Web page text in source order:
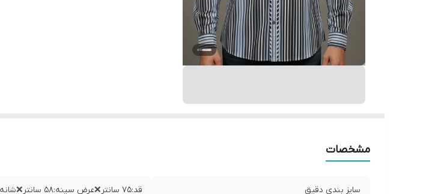
مشخصات
سایز بندی دقیق قد:۷۵ سانتر❌عرض سینه:۵۸ سانتر❌شانه:۴۸ سانتر